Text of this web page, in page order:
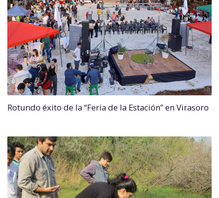
Rotundo éxito de la “Feria de la Estación” en Virasoro